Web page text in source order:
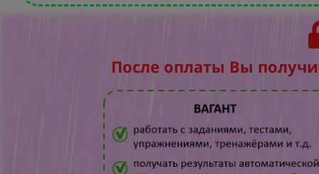
После оплаты Вы